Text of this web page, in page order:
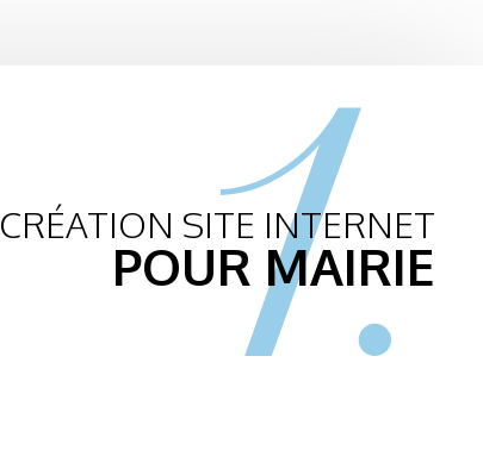
1.
CRÉATION SITE INTERNET
POUR MAIRIE